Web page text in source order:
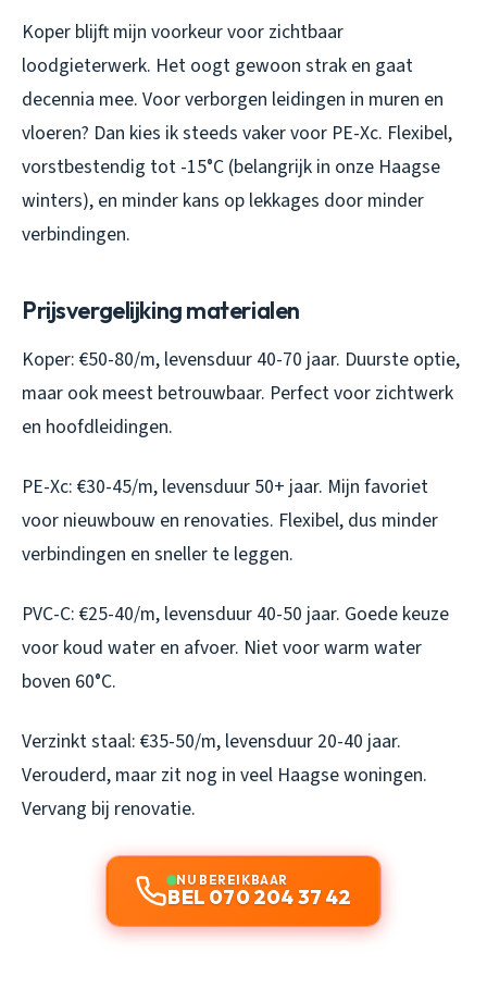
Koper blijft mijn voorkeur voor zichtbaar
loodgieterwerk. Het oogt gewoon strak en gaat
decennia mee. Voor verborgen leidingen in muren en
vloeren? Dan kies ik steeds vaker voor PE-Xc. Flexibel,
vorstbestendig tot -15°C (belangrijk in onze Haagse
winters), en minder kans op lekkages door minder
verbindingen.
Prijsvergelijking materialen
Koper: €50-80/m, levensduur 40-70 jaar. Duurste optie,
maar ook meest betrouwbaar. Perfect voor zichtwerk
en hoofdleidingen.
PE-Xc: €30-45/m, levensduur 50+ jaar. Mijn favoriet
voor nieuwbouw en renovaties. Flexibel, dus minder
verbindingen en sneller te leggen.
PVC-C: €25-40/m, levensduur 40-50 jaar. Goede keuze
voor koud water en afvoer. Niet voor warm water
boven 60°C.
Verzinkt staal: €35-50/m, levensduur 20-40 jaar.
Verouderd, maar zit nog in veel Haagse woningen.
Vervang bij renovatie.
NU BEREIKBAAR
BEL 070 204 37 42